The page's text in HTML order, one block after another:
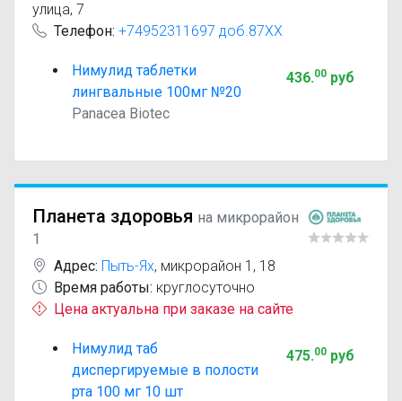
улица, 7
Телефон: +74952311697 доб.87XX
Нимулид таблетки
лингвальные 100мг №20
Panacea Biotec
436.00руб
Планета здоровья на микрорайон
1
Адрес: Пыть-Ях, микрорайон 1, 18
Время работы: круглосуточно
Цена актуальна при заказе на сайте
Нимулид таб
диспергируемые в полости
рта 100 мг 10 шт
475.00руб